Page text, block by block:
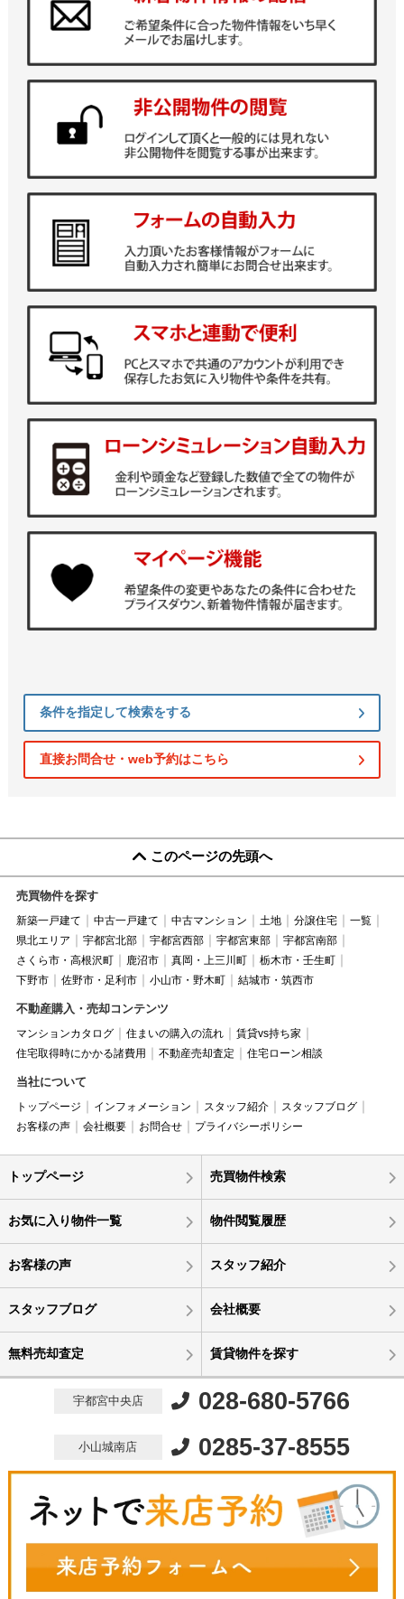
条件を指定して検索をする
直接お問合せ・web予約はこちら
このページの先頭へ
売買物件を探す
新築一戸建て 中古一戸建て 中古マンション 土地 分譲住宅
一覧
県北エリア
宇都宮北部 宇都宮西部 宇都宮東部
宇都宮南部
さくら市・高根沢町
鹿沼市 真岡・上三川町
栃木市・壬生町
下野市
佐野市・足利市 小山市・野木町 結城市・筑西市
不動産購入・売却コンテンツ
マンションカタログ 住まいの購入の流れ
賃貸vs持ち家
住宅取得時にかかる諸費用
不動産売却査定 住宅ローン相談
当社について
トップページ インフォメーション スタッフ紹介
スタッフブログ
お客様の声
会社概要 お問合せ プライバシーポリシー
トップページ 売買物件検索
お気に入り物件一覧 物件閲覧履歴
お客様の声 スタッフ紹介
スタッフブログ 会社概要
無料売却査定 賃貸物件を探す
宇都宮中央店 028-680-5766
小山城南店 0285-37-8555